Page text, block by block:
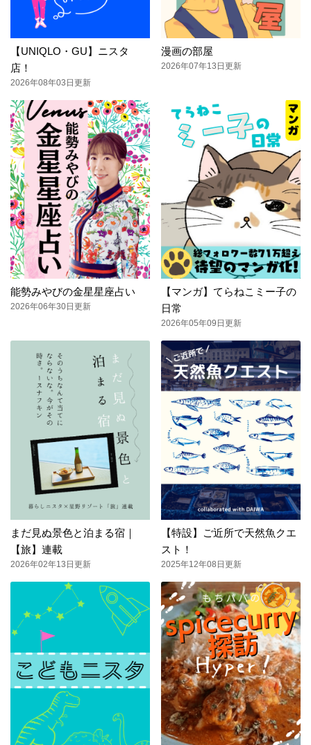
【UNIQLO・GU】ニスタ
店！
2026年08年03日更新
漫画の部屋
2026年07年13日更新
能勢みやびの金星星座占い
2026年06年30日更新
【マンガ】てらねこミー子の
日常
2026年05年09日更新
まだ見ぬ景色と泊まる宿｜
【旅】連載
2026年02年13日更新
【特設】ご近所で天然魚クエ
スト！
2025年12年08日更新